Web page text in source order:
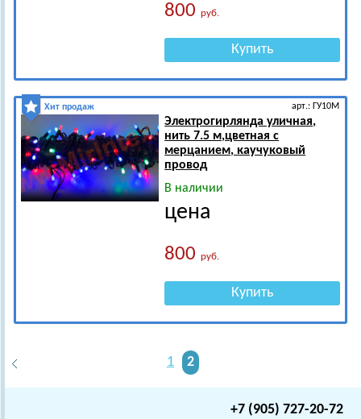
800руб.
Купить
Хит продаж арт.: ГУ10М
Электрогирлянда уличная,
нить 7.5 м,цветная с
мерцанием, каучуковый
провод
В наличии
цена
800руб.
Купить
1 2
+7 (905) 727-20-72